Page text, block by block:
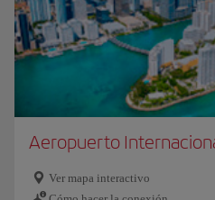
Aeropuerto
Ver mapa interactivo